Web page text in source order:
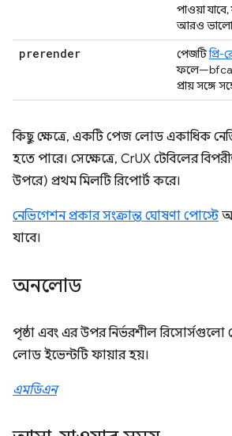
পাওয়া
আরও ভালো
prerender পেজটিপ্রি-
প্রায় সঙ্গে
কিছু ক্ষেত্রে, একটি পেজ লোড একাধিক
হতে পারে। সেক্ষেত্রে, CrUX টেবিলের
উপরে) প্রথম মিলটি রিপোর্ট করে।
নেভিগেশন প্রকার সংক্রান্ত ঘোষণা পোস্টে
যাবে।
অনলোড
পৃষ্ঠা এবং এর উপর নির্ভরশীল
লোড ইভেন্টটি ফায়ার হয়।
এমডিএন